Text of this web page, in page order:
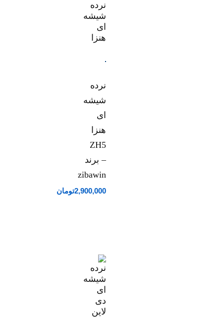
نرده
شیشه
ای
هنزا
ZH5
– برند
zibawin
2,900,000تومان